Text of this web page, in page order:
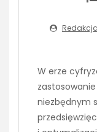
Redakcja
W erze
niezbędnym